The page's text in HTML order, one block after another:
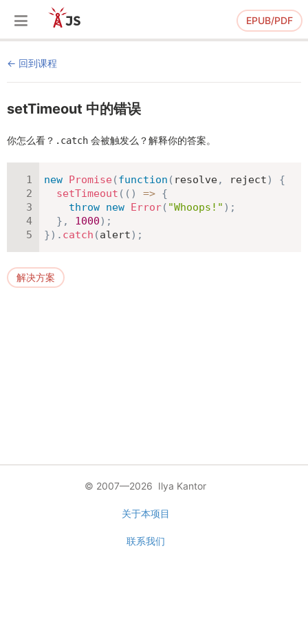
EPUB/PDF
回到课程
setTimeout 中的错误
你怎么看？ .catch 会被触发么？解释你的答案。
new Promise (function ( resolve, reject)
{
setTimeout ( ( ) => {
throw new Error( "Whoops!" ) ;
} , 1000) ;
}) . catch (alert) ;
解决方案
© 2007—2026 Ilya Kantor
关于本项目
联系我们